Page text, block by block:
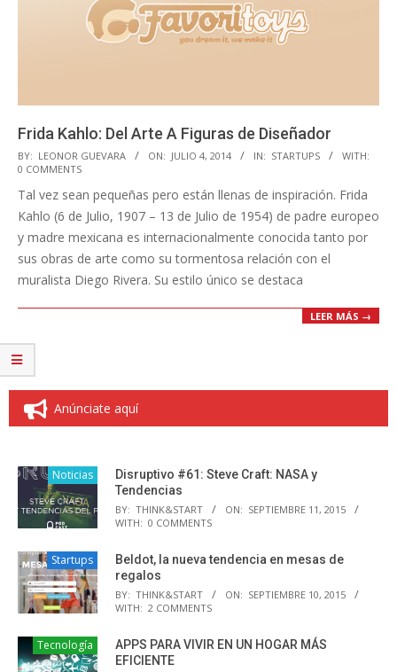
Frida Kahlo: Del Arte A Figuras de Diseñador
2014-
07-
04
BY: LEONOR GUEVARA ON: JULIO 4, 2014 IN: STARTUPS
WITH:
0 COMMENTS
Tal vez sean pequeñas pero están llenas de inspiración. Frida
Kahlo (6 de Julio, 1907 – 13 de Julio de 1954) de padre europeo
y madre mexicana es internacionalmente conocida tanto por
sus obras de arte como su tormentosa relación con el
muralista Diego Rivera. Su estilo único se destaca
LEER MÁS →
Anúnciate aquí
Noticias
Disruptivo #61: Steve Craft: NASA y
Tendencias
BY: THINK&START ON: SEPTIEMBRE 11, 2015
WITH: 0 COMMENTS
Startups
Beldot, la nueva tendencia en mesas de
regalos
BY: THINK&START ON: SEPTIEMBRE 10, 2015
WITH: 2 COMMENTS
Tecnología
APPS PARA VIVIR EN UN HOGAR MÁS
EFICIENTE